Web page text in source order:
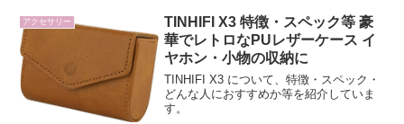
アクセサリー
TINHIFI X3 特徴・スペック等 豪
華でレトロなPUレザーケース イ
ヤホン・小物の収納に
TINHIFI X3 について、特徴・スペック・
どんな人におすすめか等を紹介していま
す。